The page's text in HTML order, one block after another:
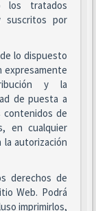
los tratados
suscritos por
lo dispuesto
expresamente
y la
de puesta a
de
en cualquier
autorización
derechos de
Web. Podrá
imprimirlos,